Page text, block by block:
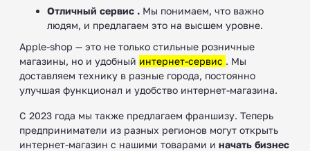
Отличный сервис . Мы понимаем, что важно
людям, и предлагаем это на высшем уровне.
Apple-shop — это не только стильные розничные
магазины, но и удобный интернет-сервис . Мы
доставляем технику в разные города, постоянно
улучшая функционал и удобство интернет-магазина.
С 2023 года мы также предлагаем франшизу. Теперь
предприниматели из разных регионов могут открыть
интернет-магазин с нашими товарами и начать бизнес